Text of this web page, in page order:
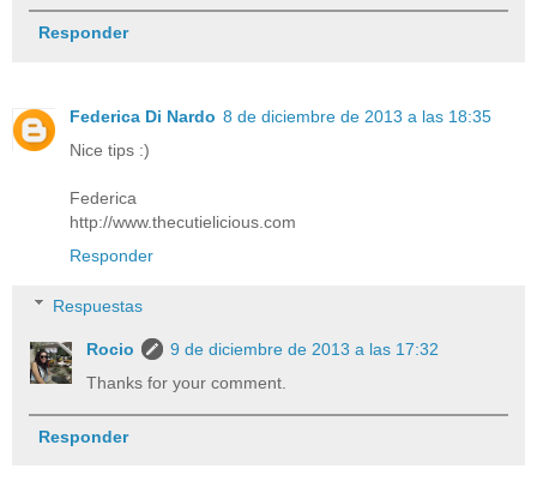
Responder
Federica Di Nardo 8 de diciembre de 2013 a las 18:35
Nice tips :)
Federica
http://www.thecutielicious.com
Responder
Respuestas
Rocio
9 de diciembre de 2013 a las 17:32
Thanks for your comment.
Responder